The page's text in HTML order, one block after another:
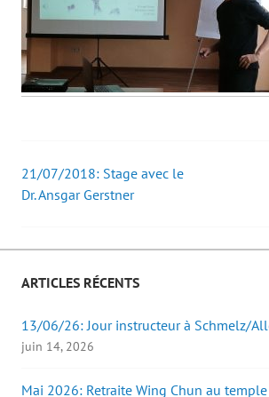
Post
21/07/2018: Stage avec le
Dr. Ansgar Gerstner
ARTICLES RÉCENTS
13/06/26: Jour instructeur à Schmelz/
juin 14, 2026
Mai 2026: Retraite Wing Chun au